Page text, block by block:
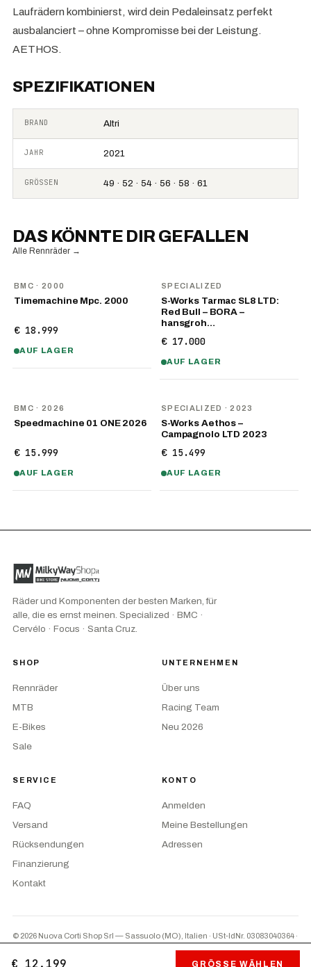
Laufrädern kombinierst, wird dein Pedaleinsatz perfekt
ausbalanciert – ohne Kompromisse bei der Leistung.
AETHOS.
SPEZIFIKATIONEN
BRAND Altri
JAHR 2021
GRÖSSEN 49 · 52 · 54 · 56 · 58 · 61
DAS KÖNNTE DIR GEFALLEN
Alle Rennräder →
BMC · 2000
Timemachine Mpc. 2000
€ 18.999
AUF LAGER
SPECIALIZED
S-Works Tarmac SL8 LTD:
Red Bull – BORA –
hansgroh…
€ 17.000
AUF LAGER
BMC · 2026
Speedmachine 01 ONE 2026
€ 15.999
AUF LAGER
SPECIALIZED · 2023
S-Works Aethos –
Campagnolo LTD 2023
€ 15.499
AUF LAGER
€ 12.199 GRÖSSE WÄHLEN
Räder und Komponenten der besten Marken, für
alle, die es ernst meinen. Specialized · BMC ·
Cervélo · Focus · Santa Cruz.
SHOP
Rennräder
MTB
E-Bikes
Sale
UNTERNEHMEN
Über uns
Racing Team
Neu 2026
SERVICE
FAQ
Versand
Rücksendungen
Finanzierung
Kontakt
KONTO
Anmelden
Meine Bestellungen
Adressen
© 2026 Nuova Corti Shop Srl — Sassuolo (MO), Italien · USt-IdNr. 03083040364 ·
PayPal Nachnahme